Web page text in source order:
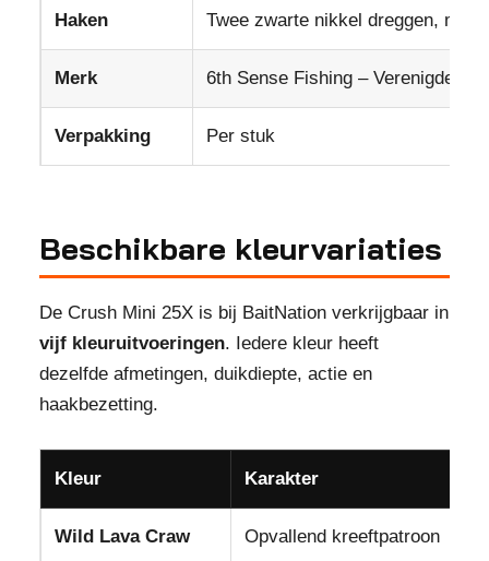
Haken Twee zwarte nikkel dreggen, maat
Merk 6th Sense Fishing – Verenigde
Verpakking Per stuk
Beschikbare kleurvariaties
De Crush Mini 25X is bij BaitNation verkrijgbaar in
vijf kleuruitvoeringen. Iedere kleur heeft
dezelfde afmetingen, duikdiepte, actie en
haakbezetting.
Kleur Karakter
Wild Lava Craw Opvallend kreeftpatroon